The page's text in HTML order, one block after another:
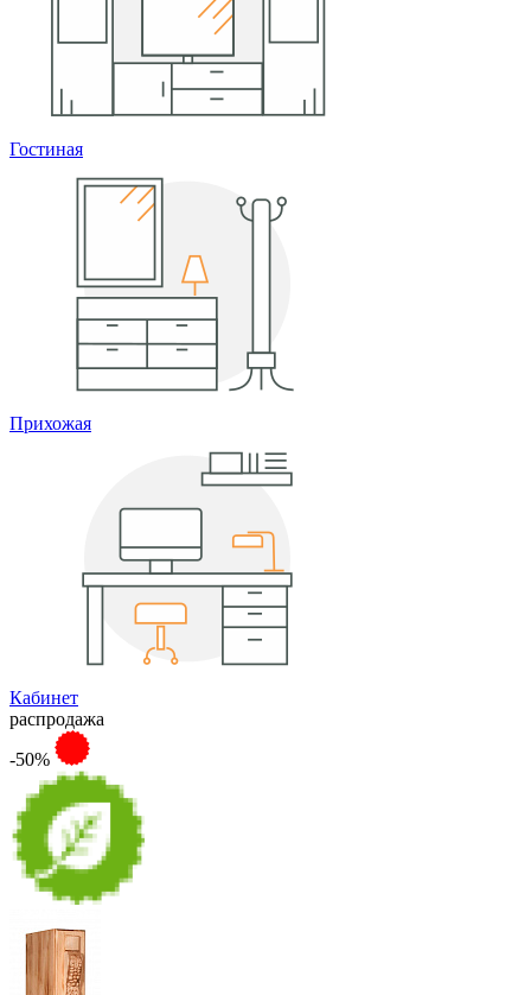
Гостиная
Прихожая
Кабинет
распродажа
-50%